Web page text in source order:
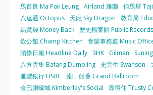
馬百良 Ma Pak Leung Airland 雅蘭 但馬屋
八達通 Octopus
天龍 Sky Dragon
教育局
易賞錢 Money Back
歷史檔案館 Public
炊公館 Champ Kitchen
音樂事務處 Music
頭條日報 Headline Daily 3HK Gilman
八方雲集 Bafang Dumpling
史雲生 Swanson
滙豐銀行 HSBC
潮．囍薈 Grand Ballroom
金巴脷蠔城 Kimberley's Social
靠得住 Trusty